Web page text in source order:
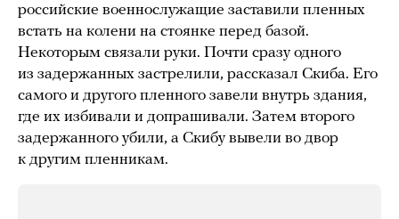
российские военнослужащие заставили пленных
встать на колени на стоянке перед базой.
Некоторым связали руки. Почти сразу одного
из задержанных застрелили, рассказал Скиба. Его
самого и другого пленного завели внутрь здания,
где их избивали и допрашивали. Затем второго
задержанного убили, а Скибу вывели во двор
к другим пленникам.